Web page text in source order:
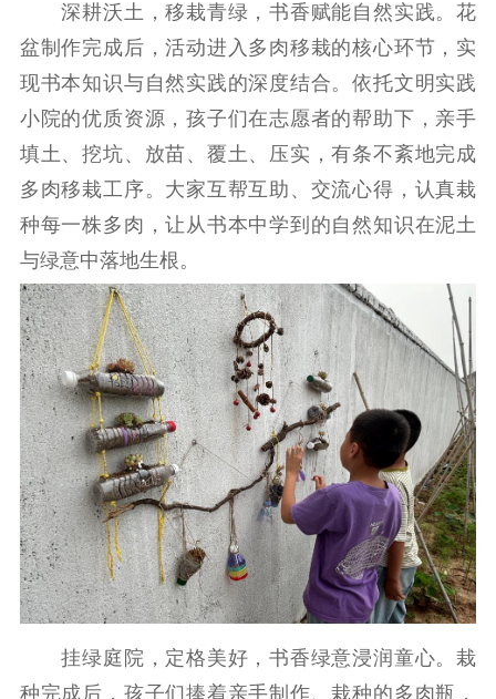
电影创作 电影市场
机关党建
党建要闻 学习在线
文化人才
紫金人才 职称评审
数据资源
公共服务
新时代公民素养
提升资源库
新闻出版
政务服务
作品著作权
登记服务
科研创新
服务管理平台
智库服务
管理平台
文艺创作
服务管理
文化产业
统计分析
数字出版
审读服务
新闻发布工作备
案管理系统
电影
服务
理论宣讲
共建共享平台
政工继续教育学
习平台
责任编辑注册
业务申报系统
深耕沃土，移栽青绿，书香赋能自然实践。花
盆制作完成后，活动进入多肉移栽的核心环节，实
现书本知识与自然实践的深度结合。依托文明实践
小院的优质资源，孩子们在志愿者的帮助下，亲手
填土、挖坑、放苗、覆土、压实，有条不紊地完成
多肉移栽工序。大家互帮互助、交流心得，认真栽
种每一株多肉，让从书本中学到的自然知识在泥土
与绿意中落地生根。
挂绿庭院，定格美好，书香绿意浸润童心。栽
种完成后，孩子们捧着亲手制作、栽种的多肉瓶，